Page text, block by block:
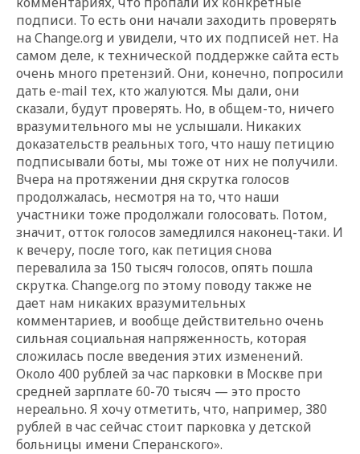
подписи. То есть они начали заходить проверять
на Change.org и увидели, что их подписей нет. На
самом деле, к технической поддержке сайта есть
очень много претензий. Они, конечно, попросили
дать e-mail тех, кто жалуются. Мы дали, они
сказали, будут проверять. Но, в общем-то, ничего
вразумительного мы не услышали. Никаких
доказательств реальных того, что нашу петицию
подписывали боты, мы тоже от них не получили.
Вчера на протяжении дня скрутка голосов
продолжалась, несмотря на то, что наши
участники тоже продолжали голосовать. Потом,
значит, отток голосов замедлился наконец-таки. И
к вечеру, после того, как петиция снова
перевалила за 150 тысяч голосов, опять пошла
скрутка. Change.org по этому поводу также не
дает нам никаких вразумительных
комментариев, и вообще действительно очень
сильная социальная напряженность, которая
сложилась после введения этих изменений.
Около 400 рублей за час парковки в Москве при
средней зарплате 60-70 тысяч — это просто
нереально. Я хочу отметить, что, например, 380
рублей в час сейчас стоит парковка у детской
больницы имени Сперанского».